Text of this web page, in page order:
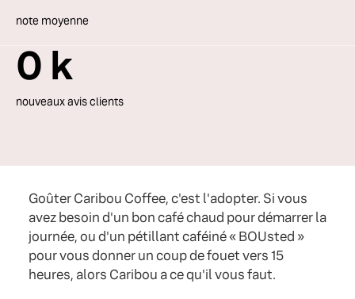
note moyenne
0 k
nouveaux avis clients
Goûter Caribou Coffee, c'est l'adopter. Si vous
avez besoin d'un bon café chaud pour démarrer la
journée, ou d'un pétillant caféiné « BOUsted »
pour vous donner un coup de fouet vers 15
heures, alors Caribou a ce qu'il vous faut.